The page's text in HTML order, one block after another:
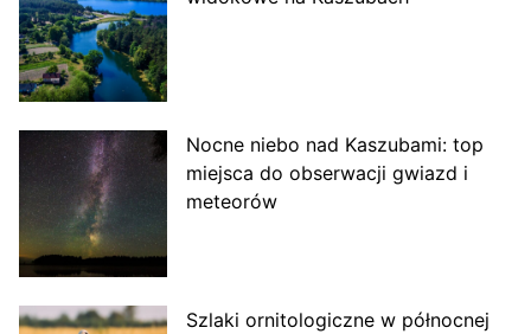
Nocne niebo nad Kaszubami: top
miejsca do obserwacji gwiazd i
meteorów
Szlaki ornitologiczne w północnej